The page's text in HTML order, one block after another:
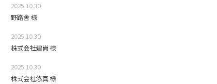
2025.10.30
野路舎 様
2025.10.30
株式会社建尚 様
2025.10.30
株式会社悠真 様